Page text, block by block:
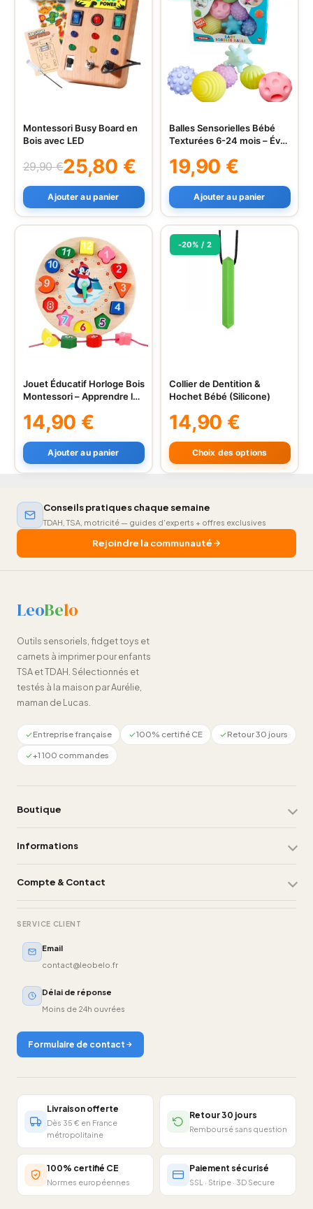
Montessori Busy Board en
Bois avec LED
29,90€
Le
prix
initial
était :
29,90 €.
25,80 €
Le
prix
actuel
est :
25,80 €.
Ajouter au panier
Balles Sensorielles Bébé
Texturées 6-24 mois – Éveil
19,90 €
Ajouter au panier
Jouet Éducatif Horloge Bois
Montessori – Apprendre le
14,90 €
Ajouter au panier
-20% / 2
Collier de Dentition &
Hochet Bébé (Silicone)
14,90 €
Choix des options
Ce
produit
a
plusieurs
variations.
Les
peuvent
être
Conseils pratiques chaque semaine
TDAH, TSA, motricité — guides d'experts + offres exclusives
Rejoindre la communauté
LeoBelo
Outils sensoriels, fidget toys et
carnets à imprimer pour enfants
TSA et TDAH. Sélectionnés et
testés à la maison par Aurélie,
maman de Lucas.
Entreprise française 100% certifié CE
Retour 30 jours
+1 100 commandes
Boutique
Informations
Compte & Contact
SERVICE CLIENT
Email
contact@leobelo.fr
Délai de réponse
Moins de 24h ouvrées
Formulaire de contact
Livraison offerte
Dès 35 € en France
métropolitaine
Retour 30 jours
Remboursé sans question
100% certifié CE
Normes européennes
Paiement sécurisé
SSL · Stripe · 3D Secure